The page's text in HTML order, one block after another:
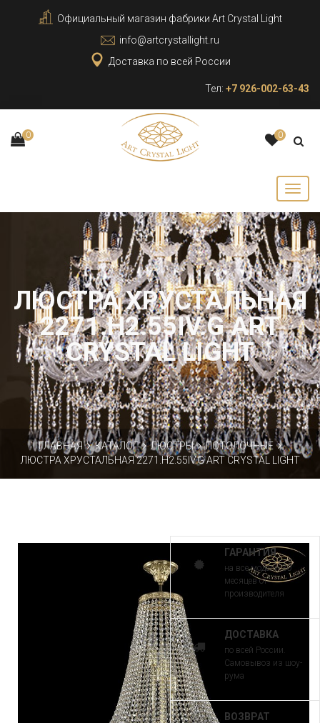
Официальный магазин фабрики Art Crystal Light
info@artcrystallight.ru
Доставка по всей России
Тел: +7 926-002-63-43
0 0
ЛЮСТРА ХРУСТАЛЬНАЯ
2271.H2.55IV.G ART
CRYSTAL LIGHT
ГЛАВНАЯ КАТАЛОГ ЛЮСТРЫ
ПОТОЛОЧНЫЕ
ЛЮСТРА ХРУСТАЛЬНАЯ 2271.H2.55IV.G ART CRYSTAL LIGHT
ГАРАНТИЯ
на все модели 30
месяцев от
производителя
ДОСТАВКА
по всей России.
Самовывоз из шоу-
рума
ВОЗВРАТ